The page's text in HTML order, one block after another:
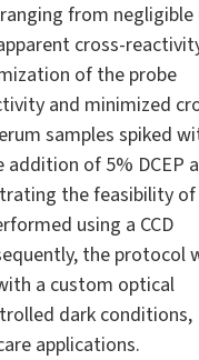
from negligible
cross-
of the probe
and minimized
samples spiked
of 5% DCEP
the feasibility
using a CCD
the protocol
a custom optical
dark conditions,
applications.